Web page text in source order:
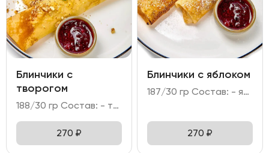
Блинчики с
творогом
188/30 гр Состав: - творог 5%, крупа манная; - мука, яйцо куриное, молоко; - грецкий орех, сахарная пудра; - брусничное варенье.
270 ₽
Блинчики с яблоком
187/30 гр Состав: - яблоко, корица; - мука, яйцо куриное, молоко; - сахарная пудра, мята; - брусничное варенье.
270 ₽